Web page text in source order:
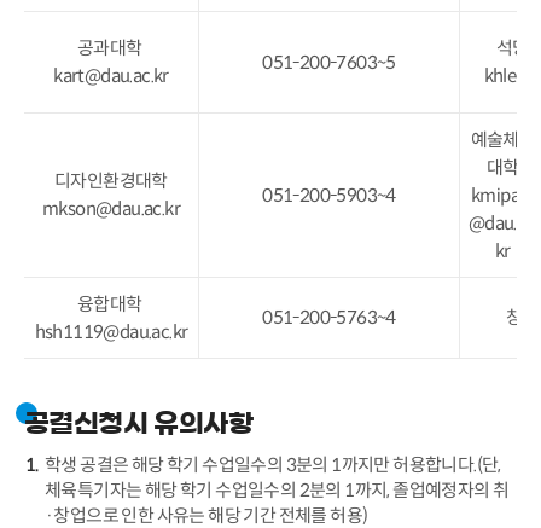
공과대학
kart@dau.ac.kr
051-200-7603~5
석당
디자인환경대학
mkson@dau.ac.kr
051-200-5903~4
예술체육
대학
kmipark
@dau.ac.
kr
융합대학
hsh1119@dau.ac.kr
051-200-5763~4 창
공결신청시 유의사항
학생 공결은 해당 학기 수업일수의 3분의 1까지만 허용합니다.(단,
체육특기자는 해당 학기 수업일수의 2분의 1까지, 졸업예정자의 취
·창업으로 인한 사유는 해당 기간 전체를 허용)